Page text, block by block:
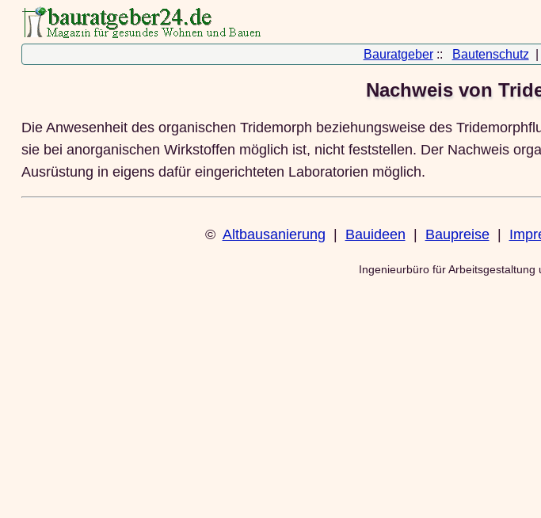
Bauratgeber:: Bautenschutz
Nachweis von
Die Anwesenheit des organischen Tridemorph beziehungsweise des
sie bei anorganischen Wirkstoffen möglich ist, nicht feststellen. Der Nachweis
Ausrüstung in eigens dafür eingerichteten Laboratorien möglich.
© Altbausanierung | Bauideen | Baupreise|
Ingenieurbüro für Arbeitsgestaltung